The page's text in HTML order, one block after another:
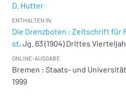
D. Hutter
ENTHALTEN IN
Die Grenzboten : Zeitschrift für
st, Jg. 63 (1904) Drittes
ONLINE-AUSGABE
Bremen : Staats- und
1999